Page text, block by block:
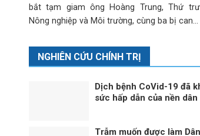
bắt tạm giam ông Hoàng Trung, Thứ
Nông nghiệp và Môi trường, cùng ba bị can...
NGHIÊN CỨU CHÍNH TRỊ
Dịch bệnh CoVid-19 đã
sức hấp dẫn của nền dân
Trẫm muốn được làm